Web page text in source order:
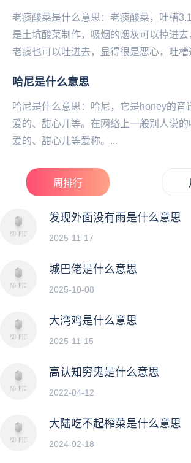
老痰酸菜是什么意思：老痰酸菜，吐槽‌‌‌‌‌
是土坑酸菜制作，吸烟的烟灰可以掉进
老痰也可以吐进去，显得很是恶心，吐
​哈尼是什么意思
哈尼是什么意思：哈尼，它是honey的音
爱的、甜心儿等。在网络上一般别人说
爱的、甜心儿等爱称。...
周排行
发现外面没有雨是什么意思
2025-11-17
城巴佬是什么意思
2025-10-08
大湾鸡是什么意思
2025-11-15
高认知穷鬼是什么意思
2022-04-12
大陆吃不起榨菜是什么意思
2024-02-18